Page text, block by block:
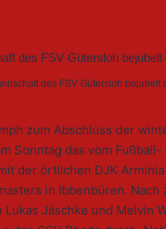
des FSV Gütersloh
zum Abschluss der
Sonntag das vom
der örtlichen DJK
in Ibbenbüren.
Lukas Jäschke und Melvin